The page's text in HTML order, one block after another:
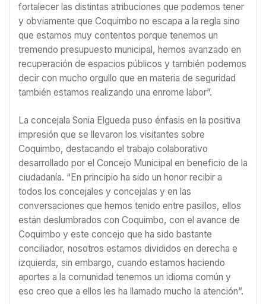
fortalecer las distintas atribuciones que podemos tener
y obviamente que Coquimbo no escapa a la regla sino
que estamos muy contentos porque tenemos un
tremendo presupuesto municipal, hemos avanzado en
recuperación de espacios públicos y también podemos
decir con mucho orgullo que en materia de seguridad
también estamos realizando una enrome labor”.
La concejala Sonia Elgueda puso énfasis en la positiva
impresión que se llevaron los visitantes sobre
Coquimbo, destacando el trabajo colaborativo
desarrollado por el Concejo Municipal en beneficio de la
ciudadanía. “En principio ha sido un honor recibir a
todos los concejales y concejalas y en las
conversaciones que hemos tenido entre pasillos, ellos
están deslumbrados con Coquimbo, con el avance de
Coquimbo y este concejo que ha sido bastante
conciliador, nosotros estamos divididos en derecha e
izquierda, sin embargo, cuando estamos haciendo
aportes a la comunidad tenemos un idioma común y
eso creo que a ellos les ha llamado mucho la atención”.